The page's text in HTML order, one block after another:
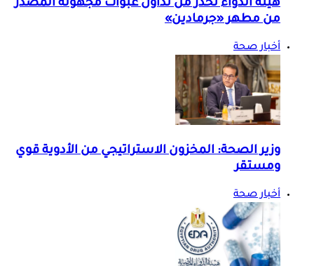
هيئة الدواء تحذر من تداول عبوات مجهولة المصدر
من مطهر «جرمادين»
أخبار صحة
وزير الصحة: المخزون الاستراتيجي من الأدوية قوي
ومستقر
أخبار صحة